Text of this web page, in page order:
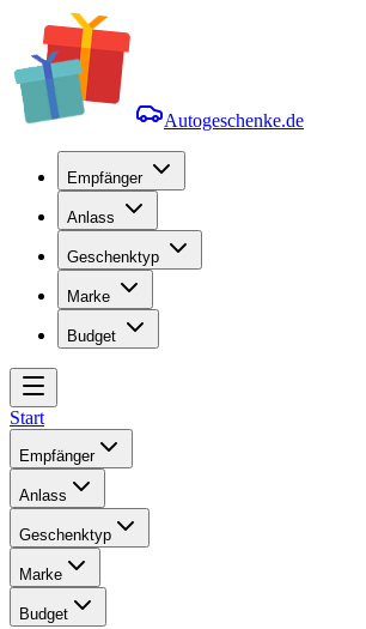
Autogeschenke.de
Empfänger
Anlass
Geschenktyp
Marke
Budget
Start
Empfänger
Anlass
Geschenktyp
Marke
Budget